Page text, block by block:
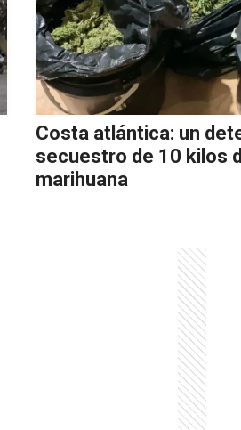
Costa atlántica: un
secuestro de 10 kilos
marihuana